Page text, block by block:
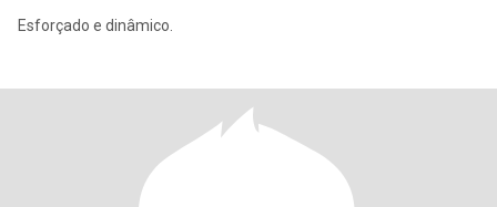
Esforçado e dinâmico.